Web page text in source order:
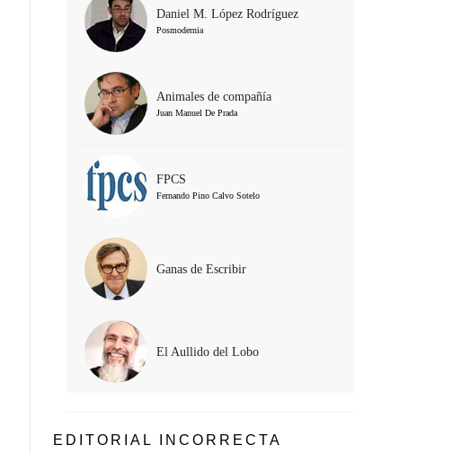
Daniel M. López Rodríguez
Posmodernia
Animales de compañía
Juan Manuel De Prada
FPCS
Fernando Pino Calvo Sotelo
Ganas de Escribir
El Aullido del Lobo
EDITORIAL INCORRECTA